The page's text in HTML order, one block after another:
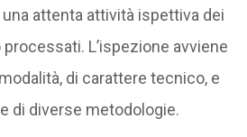
attenta attività ispettiva dei
L’ispezione avviene
di carattere tecnico, e
di diverse metodologie.